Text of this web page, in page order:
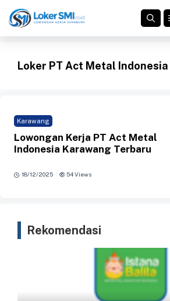
ke
Loker PT Act Metal
Karawang
Lowongan Kerja PT Act Metal
Indonesia Karawang Terbaru
18/12/2025 · 54 Views
Rekomendasi